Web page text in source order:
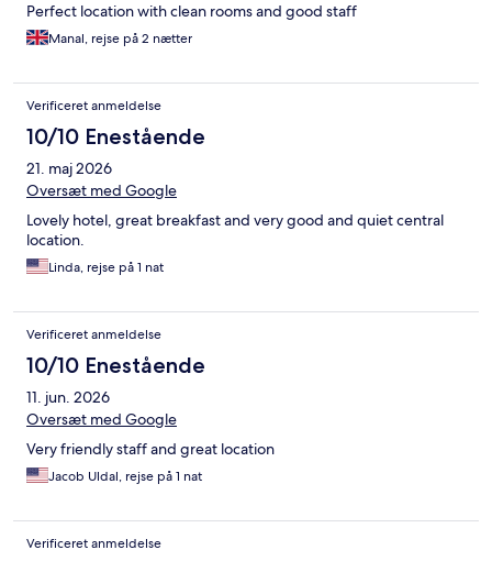
Perfect location with clean rooms and good staff
Manal, rejse på 2 nætter
Verificeret anmeldelse
10/10 Enestående
21. maj 2026
Oversæt med Google
Lovely hotel, great breakfast and very good and quiet central
location.
Linda, rejse på 1 nat
Verificeret anmeldelse
10/10 Enestående
11. jun. 2026
Oversæt med Google
Very friendly staff and great location
Jacob Uldal, rejse på 1 nat
Verificeret anmeldelse